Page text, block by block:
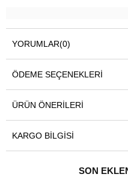
YORUMLAR(0)
ÖDEME SEÇENEKLERI
ÜRÜN ÖNERILERI
KARGO BILGISI
SON